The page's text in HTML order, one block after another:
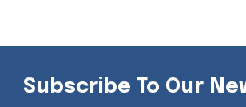
Subscribe To Our